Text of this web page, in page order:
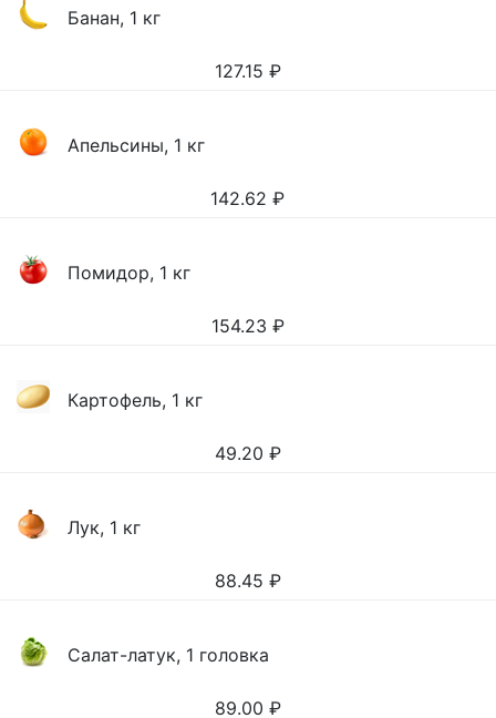
Банан, 1 кг
127.15 ₽
Апельсины, 1 кг
142.62 ₽
Помидор, 1 кг
154.23 ₽
Картофель, 1 кг
49.20 ₽
Лук, 1 кг
88.45 ₽
Салат-латук, 1 головка
89.00 ₽